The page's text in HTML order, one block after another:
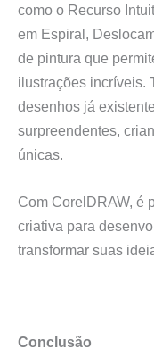
como o Recurso
em Espiral,
de pintura que
ilustrações incríveis.
desenhos já
surpreendentes,
únicas.
Com CorelDRAW, é
criativa para
transformar suas
Conclusão